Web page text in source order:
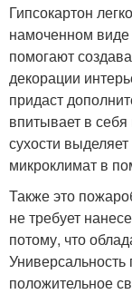
Гипсокартон
намоченном
помогают
декорации
придаст
впитывает в
сухости
микроклимат в
Также это
не требует
потому, что
положительное